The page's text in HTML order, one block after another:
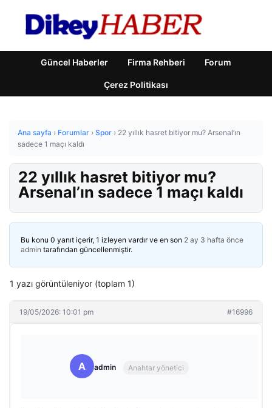
Güncel Haberler Firma Rehberi Forum
Çerez Politikası
Ana sayfa › Forumlar › Spor › 22 yıllık hasret bitiyor mu? Arsenal’ın
sadece 1 maçı kaldı
22 yıllık hasret bitiyor mu?
Arsenal’ın sadece 1 maçı kaldı
Bu konu 0 yanıt içerir, 1 izleyen vardır ve en son 2 ay 3 hafta önce
admin tarafından güncellenmiştir.
1 yazı görüntüleniyor (toplam 1)
19/05/2026: 10:01 pm #16996
A admin Anahtar yönetici